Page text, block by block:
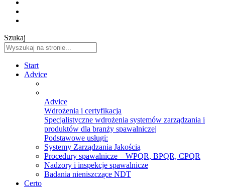
Szukaj
Start
Advice
Advice
Wdrożenia i certyfikacja
Specjalistyczne wdrożenia systemów zarządzania i
produktów dla branży spawalniczej
Podstawowe usługi:
Systemy Zarządzania Jakością
Procedury spawalnicze – WPQR, BPQR, CPQR
Nadzory i inspekcje spawalnicze
Badania nieniszczące NDT
Certo